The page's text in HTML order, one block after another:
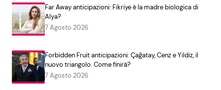
Far Away anticipazioni: Fikriye è la madre biologica di
Alya?
7 Agosto 2026
Forbidden Fruit anticipazioni: Çağatay, Cenz e Yildiz, il
nuovo triangolo. Come finirà?
7 Agosto 2026